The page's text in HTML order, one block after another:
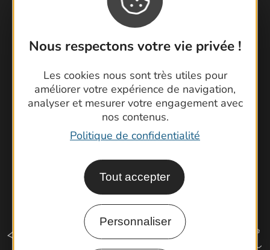
Nous respectons votre vie privée !
Les cookies nous sont très utiles pour
améliorer votre expérience de navigation,
analyser et mesurer votre engagement avec
nos contenus.
Politique de confidentialité
Tout accepter
Personnaliser
Contactez-nous !
Foire aux questions
Brochures
Cartoguides et Topoguides
Latitude Gard